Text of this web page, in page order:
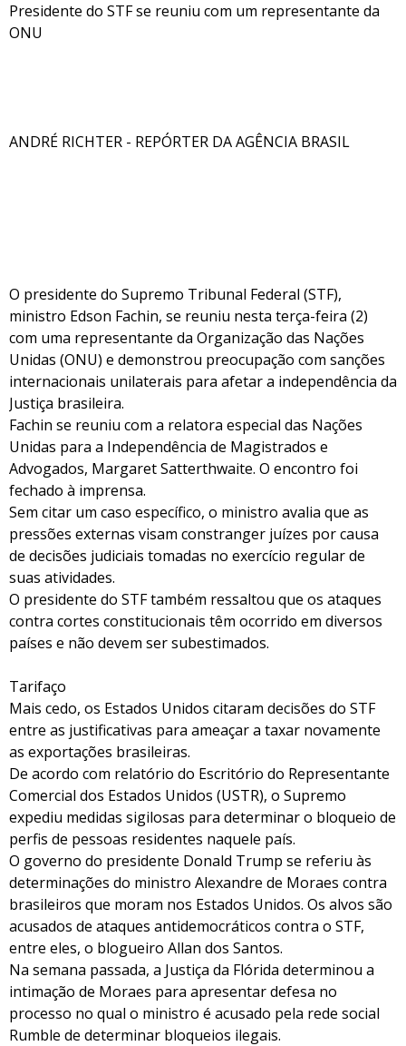
Presidente do STF se reuniu com um representante da
ONU
ANDRÉ RICHTER - REPÓRTER DA AGÊNCIA BRASIL
O presidente do Supremo Tribunal Federal (STF),
ministro Edson Fachin, se reuniu nesta terça-feira (2)
com uma representante da Organização das Nações
Unidas (ONU) e demonstrou preocupação com sanções
internacionais unilaterais para afetar a independência da
Justiça brasileira.
Fachin se reuniu com a relatora especial das Nações
Unidas para a Independência de Magistrados e
Advogados, Margaret Satterthwaite. O encontro foi
fechado à imprensa.
Sem citar um caso específico, o ministro avalia que as
pressões externas visam constranger juízes por causa
de decisões judiciais tomadas no exercício regular de
suas atividades.
O presidente do STF também ressaltou que os ataques
contra cortes constitucionais têm ocorrido em diversos
países e não devem ser subestimados.
Tarifaço
Mais cedo, os Estados Unidos citaram decisões do STF
entre as justificativas para ameaçar a taxar novamente
as exportações brasileiras.
De acordo com relatório do Escritório do Representante
Comercial dos Estados Unidos (USTR), o Supremo
expediu medidas sigilosas para determinar o bloqueio de
perfis de pessoas residentes naquele país.
O governo do presidente Donald Trump se referiu às
determinações do ministro Alexandre de Moraes contra
brasileiros que moram nos Estados Unidos. Os alvos são
acusados de ataques antidemocráticos contra o STF,
entre eles, o blogueiro Allan dos Santos.
Na semana passada, a Justiça da Flórida determinou a
intimação de Moraes para apresentar defesa no
processo no qual o ministro é acusado pela rede social
Rumble de determinar bloqueios ilegais.